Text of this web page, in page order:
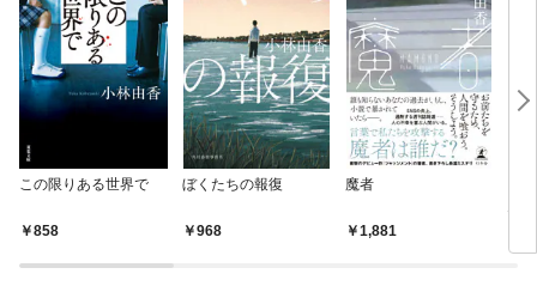
この限りある世界で
858
ぼくたちの報復
968
魔者
1,881